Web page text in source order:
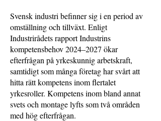
Svensk industri befinner sig i en period av
omställning och tillväxt. Enligt
Industrirådets rapport Industrins
kompetensbehov 2024–2027 ökar
efterfrågan på yrkeskunnig arbetskraft,
samtidigt som många företag har svårt att
hitta rätt kompetens inom flertalet
yrkesroller. Kompetens inom bland annat
svets och montage lyfts som två områden
med hög efterfrågan.